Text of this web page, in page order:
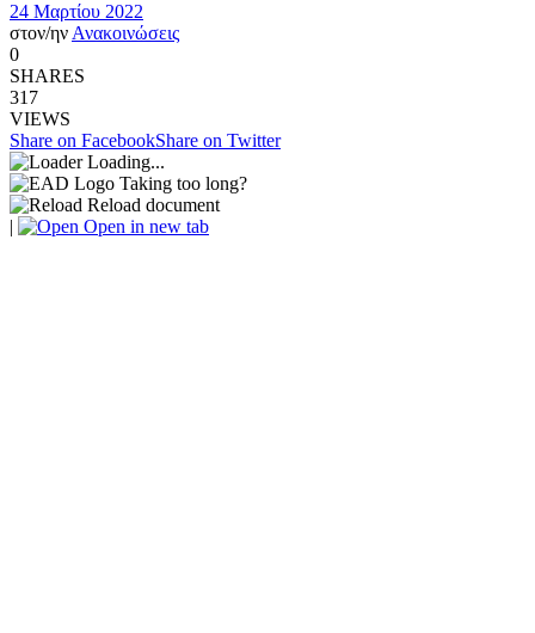
24 Μαρτίου 2022
στον/ην Ανακοινώσεις
0
SHARES
317
VIEWS
Share on FacebookShare on Twitter
Loading...
Taking too long?
Reload document
|
Open in new tab